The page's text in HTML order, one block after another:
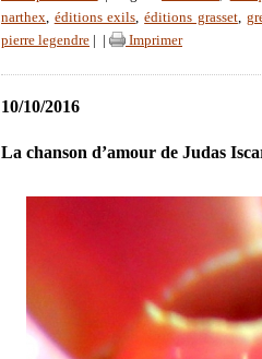
narthex, éditions exils,éditions grasset,
pierre legendre
Imprimer
10/10/2016
La chanson d’amour de Judas